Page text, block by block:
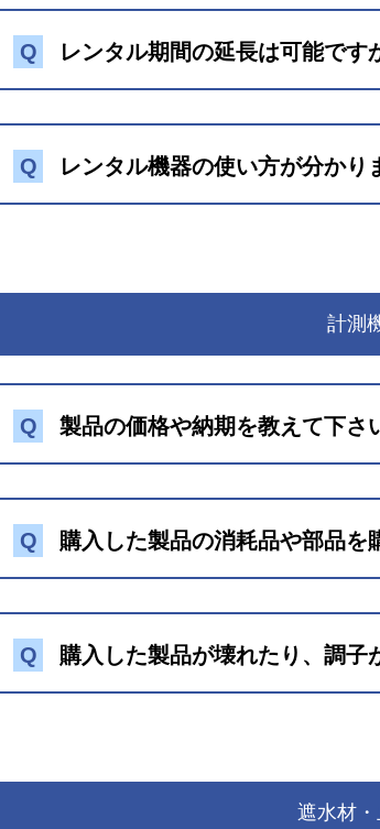
レンタル期間は、次の期間ごとに定額料金となりま
間】
短契約期間）
間
日間
上の場合は、15日間毎の期間
Q レンタル期間の延長は可能です
お問い合わせフォーム
款 第14条（レンタル期間の延長）
Q レンタル機器の使い方が分かり
計測
Q 製品の価格や納期を教えて下さ
Q 購入した製品の消耗品や部品を
Q 購入した製品が壊れたり、調子
遮水材